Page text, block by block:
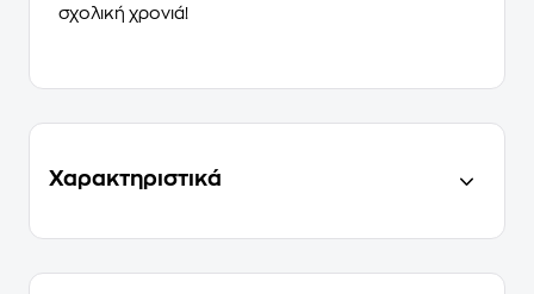
σχολική χρονιά!
Χαρακτηριστικά